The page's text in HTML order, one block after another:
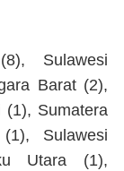
Sulawesi
Barat (2),
(1), Sumatera
Sulawesi
Utara (1),